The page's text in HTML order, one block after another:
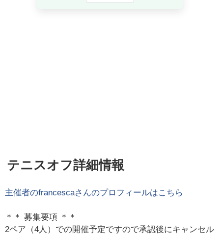
テニスオフ詳細情報
主催者のfrancescaさんのプロフィールはこちら
＊＊ 募集要項 ＊＊
2ペア（4人）での開催予定ですので承認後にキャンセル